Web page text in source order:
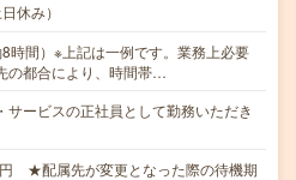
休み）
時間）※上記は一例です。業務上必要
の都合により、時間帯…
サービスの正社員として勤務いただき
★配属先が変更となった際の待機期